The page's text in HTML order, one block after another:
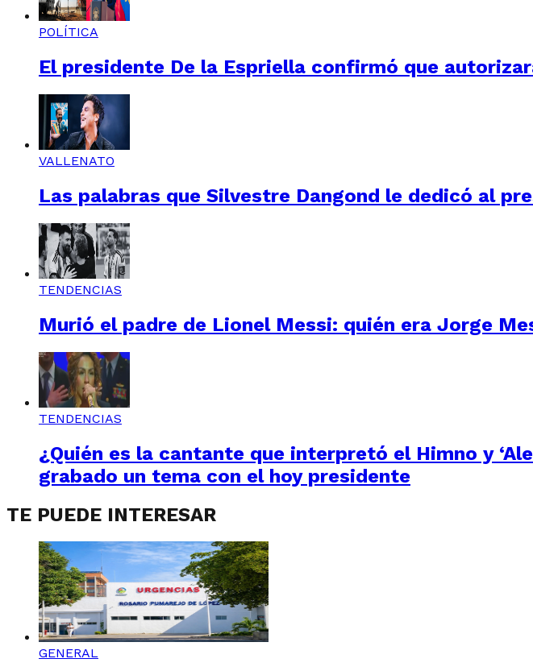
POLÍTICA
El presidente De la Espriella confirmó que
VALLENATO
Las palabras que Silvestre Dangond le dedicó al
TENDENCIAS
Murió el padre de Lionel Messi: quién era Jorge
TENDENCIAS
¿Quién es la cantante que interpretó el Himno y
grabado un tema con el hoy presidente
TE PUEDE INTERESAR
GENERAL